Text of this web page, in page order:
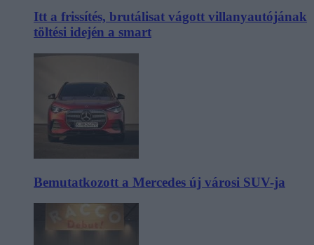
Itt a frissítés, brutálisat vágott villanyautójának
töltési idején a smart
Bemutatkozott a Mercedes új városi SUV-ja